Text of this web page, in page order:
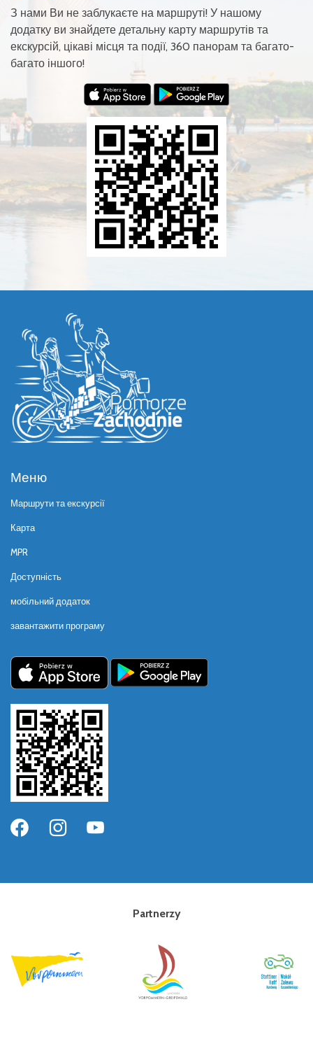
З нами Ви не заблукаєте на маршруті! У нашому
додатку ви знайдете детальну карту маршрутів та
екскурсій, цікаві місця та події, 360 панорам та багато-
багато іншого!
Меню
Маршрути та екскурсії
Карта
MPR
Доступність
мобільний додаток
завантажити програму
Partnerzy